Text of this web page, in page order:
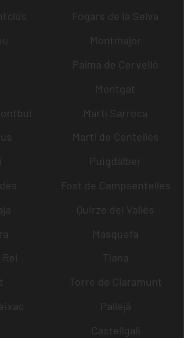
Fogars de la Selva
Montmajor
Palma de Cervelló
Montgat
Martí Sarroca
Martí de Centelles
Puigdàlber
Fost de Campsentelles
Quirze del Vallès
Masquefa
Tiana
Torre de Claramunt
Pallejà
Castellgalí